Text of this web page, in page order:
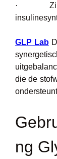
·
GLP Lab
die de
ng